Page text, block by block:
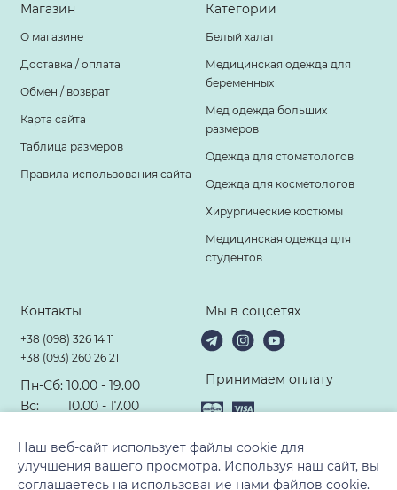
Магазин
О магазине
Доставка / оплата
Обмен / возврат
Карта сайта
Таблица размеров
Правила использования сайта
Категории
Белый халат
Медицинская одежда для
беременных
Мед одежда больших
размеров
Одежда для стоматологов
Одежда для косметологов
Хирургические костюмы
Медицинская одежда для
студентов
Контакты
+38 (098) 326 14 11
+38 (093) 260 26 21
Пн-Сб: 10.00 - 19.00
Вс: 10.00 - 17.00
Мы в соцсетях
Принимаем оплату
Наш веб-сайт использует файлы cookie для
улучшения вашего просмотра. Используя наш сайт, вы
соглашаетесь на использование нами файлов cookie.